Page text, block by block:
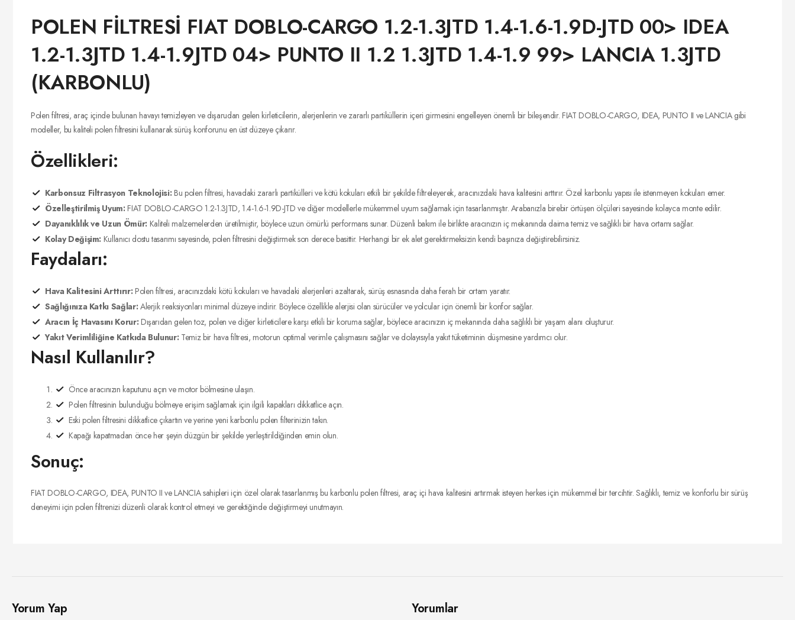
POLEN FİLTRESİ FIAT DOBLO-CARGO 1.2-1.3JTD 1.4-1.6-1.9D-JTD 00> IDEA
1.2-1.3JTD 1.4-1.9JTD 04> PUNTO II 1.2 1.3JTD 1.4-1.9 99> LANCIA 1.3JTD
(KARBONLU)
Polen filtresi, araç içinde bulunan havayı temizleyen ve dışarudan gelen kirleticilerin, alerjenlerin ve zararlı partiküllerin içeri girmesini engelleyen önemli bir bileşendir. FIAT DOBLO-CARGO, IDEA, PUNTO II ve LANCIA gibi
modeller, bu kaliteli polen filtresini kullanarak sürüş konforunu en üst düzeye çıkarır.
Özellikleri:
Karbonsuz Filtrasyon Teknolojisi: Bu polen filtresi, havadaki zararlı partikülleri ve kötü kokuları etkili bir şekilde filtreleyerek, aracınızdaki hava kalitesini arttırır. Özel karbonlu yapısı ile istenmeyen kokuları emer.
Özelleştirilmiş Uyum: FIAT DOBLO-CARGO 1.2-1.3JTD, 1.4-1.6-1.9D-JTD ve diğer modellerle mükemmel uyum sağlamak için tasarlanmıştır. Arabanızla birebir örtüşen ölçüleri sayesinde kolayca monte edilir.
Dayanıklılık ve Uzun Ömür: Kaliteli malzemelerden üretilmiştir, böylece uzun ömürlü performans sunar. Düzenli bakım ile birlikte aracınızın iç mekanında daima temiz ve sağlıklı bir hava ortamı sağlar.
Kolay Değişim: Kullanıcı dostu tasarımı sayesinde, polen filtresini değiştirmek son derece basittir. Herhangi bir ek alet gerektirmeksizin kendi başınıza değiştirebilirsiniz.
Faydaları:
Hava Kalitesini Arttırır: Polen filtresi, aracınızdaki kötü kokuları ve havadaki alerjenleri azaltarak, sürüş esnasında daha ferah bir ortam yaratır.
Sağlığınıza Katkı Sağlar: Alerjik reaksiyonları minimal düzeye indirir. Böylece özellikle alerjisi olan sürücüler ve yolcular için önemli bir konfor sağlar.
Aracın İç Havasını Korur: Dışarıdan gelen toz, polen ve diğer kirleticilere karşı etkili bir koruma sağlar, böylece aracınızın iç mekanında daha sağlıklı bir yaşam alanı oluşturur.
Yakıt Verimliliğine Katkıda Bulunur: Temiz bir hava filtresi, motorun optimal verimle çalışmasını sağlar ve dolayısıyla yakıt tüketiminin düşmesine yardımcı olur.
Nasıl Kullanılır?
Önce aracınızın kaputunu açın ve motor bölmesine ulaşın.
Polen filtresinin bulunduğu bölmeye erişim sağlamak için ilgili kapakları dikkatlice açın.
Eski polen filtresini dikkatlice çıkartın ve yerine yeni karbonlu polen filterinizin takın.
Kapağı kapatmadan önce her şeyin düzgün bir şekilde yerleştirildiğinden emin olun.
Sonuç:
FIAT DOBLO-CARGO, IDEA, PUNTO II ve LANCIA sahipleri için özel olarak tasarlanmış bu karbonlu polen filtresi, araç içi hava kalitesini artırmak isteyen herkes için mükemmel bir tercihtir. Sağlıklı, temiz ve konforlu bir sürüş
deneyimi için polen filtrenizi düzenli olarak kontrol etmeyi ve gerektiğinde değiştirmeyi unutmayın.
Yorum Yap Yorumlar